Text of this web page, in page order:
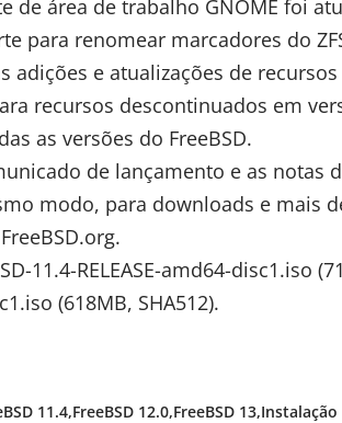
de área de trabalho GNOME foi
para renomear marcadores do
adições e atualizações de
recursos descontinuados em
as versões do FreeBSD.
de lançamento e as notas
modo, para downloads e mais
FreeBSD.org.
11.4-RELEASE-amd64-disc1.iso
(618MB, SHA512).
11.4 FreeBSD 12.0 FreeBSD 13 Instalação